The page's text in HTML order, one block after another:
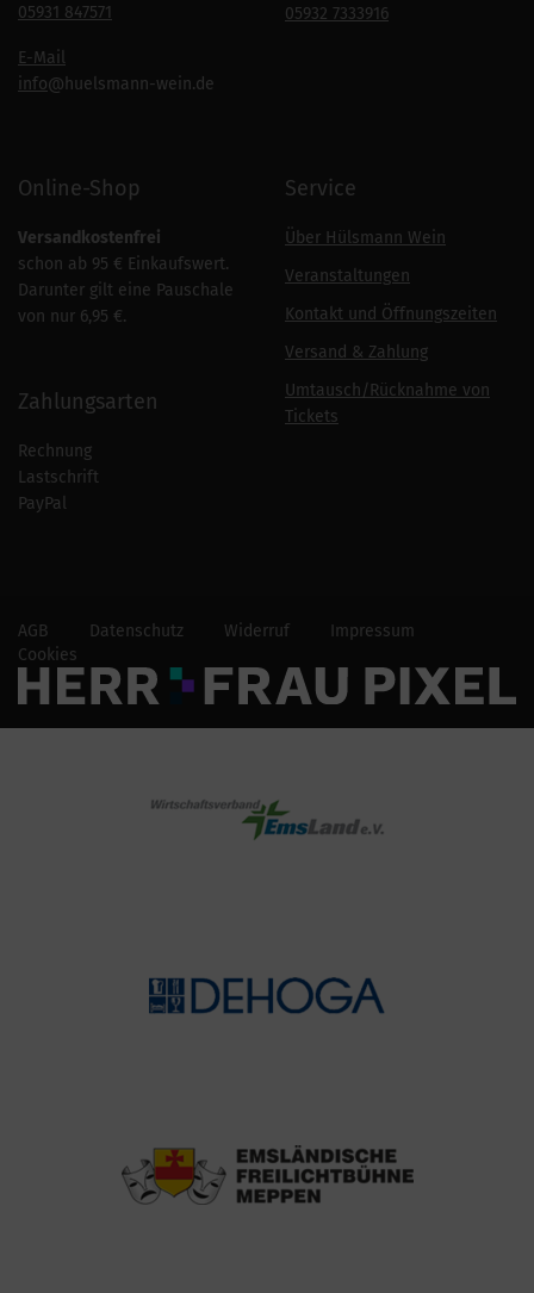
05931 847571
E-Mail
info@huelsmann-wein.de
05932 7333916
Online-Shop
Versandkostenfrei
schon ab 95 € Einkaufswert.
Darunter gilt eine Pauschale
von nur 6,95 €.
Zahlungsarten
Rechnung
Lastschrift
PayPal
Service
Über Hülsmann Wein
Veranstaltungen
Kontakt und Öffnungszeiten
Versand & Zahlung
Umtausch/Rücknahme von
Tickets
AGB Datenschutz Widerruf
Impressum
Cookies